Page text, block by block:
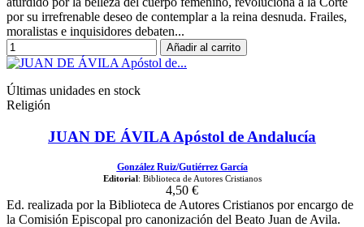
por su irrefrenable deseo de contemplar a la reina desnuda. Frailes,
moralistas e inquisidores debaten...
Añadir al carrito
Últimas unidades en stock
Religión
JUAN DE ÁVILA Apóstol de Andalucía
González Ruiz/Gutiérrez García
Editorial: Biblioteca de Autores Cristianos
4,50 €
Ed. realizada por la Biblioteca de Autores Cristianos por encargo de
la Comisión Episcopal pro canonización del Beato Juan de Avila.